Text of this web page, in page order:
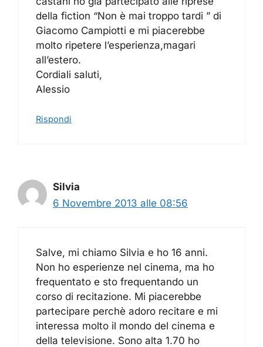
della fiction “Non è mai troppo tardi ” di
Giacomo Campiotti e mi piacerebbe
molto ripetere l’esperienza,magari
all’estero.
Cordiali saluti,
Alessio
Rispondi
Silvia
6 Novembre 2013 alle 08:56
Salve, mi chiamo Silvia e ho 16 anni.
Non ho esperienze nel cinema, ma ho
frequentato e sto frequentando un
corso di recitazione. Mi piacerebbe
partecipare perchè adoro recitare e mi
interessa molto il mondo del cinema e
della televisione. Sono alta 1.70 ho